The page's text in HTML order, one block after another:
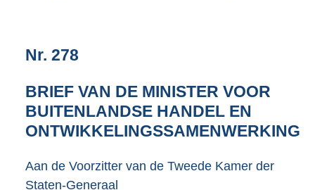
e
:
4
b
Nr. 278
BRIEF VAN DE MINISTER VOOR
BUITENLANDSE HANDEL EN
ONTWIKKELINGSSAMENWERKING
Aan de Voorzitter van de Tweede Kamer der
Staten-Generaal